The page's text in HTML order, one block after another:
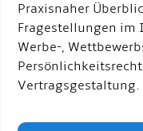
Praxisnaher
Fragestellungen
Werbe-,
Vertragsgestaltung.